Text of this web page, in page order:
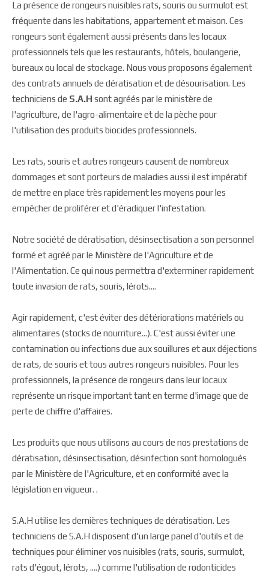
La présence de rongeurs nuisibles rats, souris ou surmulot est
fréquente dans les habitations, appartement et maison. Ces
rongeurs sont également aussi présents dans les locaux
professionnels tels que les restaurants, hôtels, boulangerie,
bureaux ou local de stockage. Nous vous proposons également
des contrats annuels de dératisation et de désourisation. Les
techniciens de S.A.H sont agréés par le ministère de
l'agriculture, de l'agro-alimentaire et de la pèche pour
l'utilisation des produits biocides professionnels.
Les rats, souris et autres rongeurs causent de nombreux
dommages et sont porteurs de maladies aussi il est impératif
de mettre en place très rapidement les moyens pour les
empêcher de proliférer et d'éradiquer l'infestation.
Notre société de dératisation, désinsectisation a son personnel
formé et agréé par le Ministère de l'Agriculture et de
l'Alimentation. Ce qui nous permettra d'exterminer rapidement
toute invasion de rats, souris, lérots....
Agir rapidement, c'est éviter des détériorations matériels ou
alimentaires (stocks de nourriture...). C'est aussi éviter une
contamination ou infections due aux souillures et aux déjections
de rats, de souris et tous autres rongeurs nuisibles. Pour les
professionnels, la présence de rongeurs dans leur locaux
représente un risque important tant en terme d'image que de
perte de chiffre d'affaires.
Les produits que nous utilisons au cours de nos prestations de
dératisation, désinsectisation, désinfection sont homologués
par le Ministère de l'Agriculture, et en conformité avec la
législation en vigueur. .
S.A.H utilise les dernières techniques de dératisation. Les
techniciens de S.A.H disposent d'un large panel d'outils et de
techniques pour éliminer vos nuisibles (rats, souris, surmulot,
rats d'égout, lérots, ....) comme l'utilisation de rodonticides